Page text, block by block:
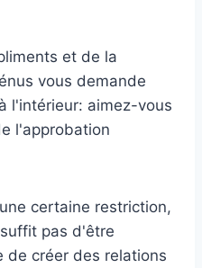
et de la
vous demande
l'intérieur: aimez-vous
l'approbation
certaine restriction,
pas d'être
de créer des relations